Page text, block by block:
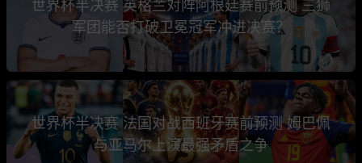
世界杯半决赛 英格兰对阵阿根廷赛前预测 三狮
军团能否打破卫冕冠军冲进决赛？
世界杯半决赛 法国对战西班牙赛前预测 姆巴佩
与亚马尔上演最强矛盾之争